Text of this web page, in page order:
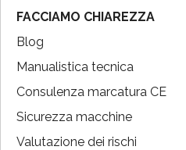
FACCIAMO CHIAREZZA
Blog
Manualistica tecnica
Consulenza marcatura CE
Sicurezza macchine
Valutazione dei rischi